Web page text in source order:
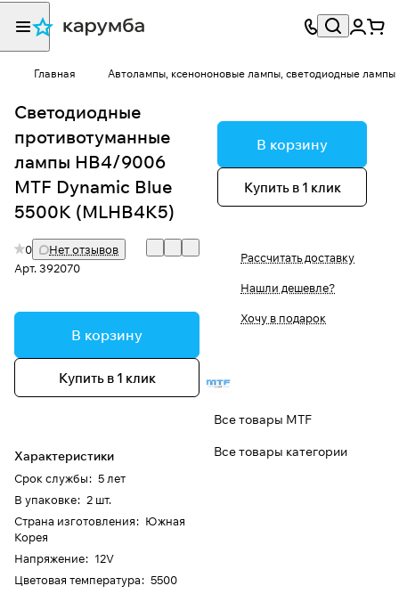
Главная Автолампы, ксенононовые лампы, светодиодные лампы
Светодиодные
противотуманные
лампы HB4/9006
MTF Dynamic Blue
5500K (MLHB4K5)
0
Нет отзывов
Арт.392070
В корзину
Купить в 1 клик
Характеристики
Срок службы: 5 лет
В упаковке: 2 шт.
Страна изготовления: Южная
Корея
Напряжение: 12V
Цветовая температура: 5500
В корзину
Купить в 1 клик
Рассчитать доставку
Нашли дешевле?
Хочу в подарок
Все товары MTF
Все товары категории